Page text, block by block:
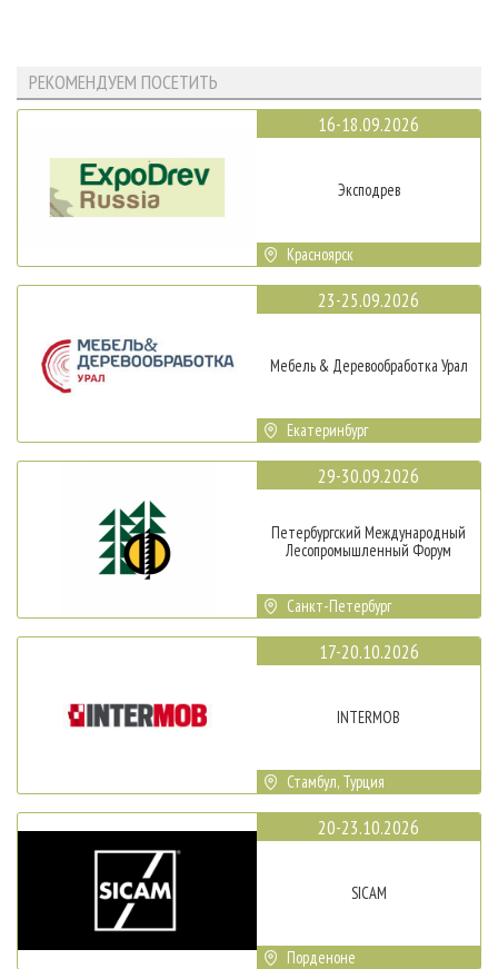
РЕКОМЕНДУЕМ ПОСЕТИТЬ
16-18.09.2026
Эксподрев
Красноярск
23-25.09.2026
Мебель & Деревообработка Урал
Екатеринбург
29-30.09.2026
Петербургский Международный
Лесопромышленный Форум
Санкт-Петербург
17-20.10.2026
INTERMOB
Стамбул, Турция
20-23.10.2026
SICAM
Порденоне